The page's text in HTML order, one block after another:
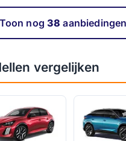
Toon nog38 aanbiedingen
vergelijken
208
lease
private